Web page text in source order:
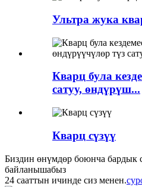
Ультра жука
Кварц була
сатуу, өндүрүш...
Кварц сүзүү
Биздин өнүмдөр боюнча бардык
байланышабыз
24 сааттын ичинде сиз менен.